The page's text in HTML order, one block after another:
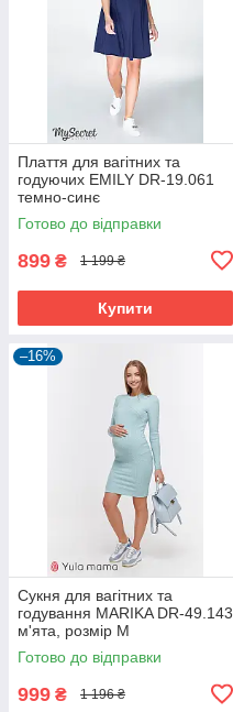
Плаття для вагітних та
годуючих EMILY DR-19.061
темно-синє
Готово до відправки
899 ₴ 1 199 ₴
Купити
–16%
Сукня для вагітних та
годування MARIKA DR-49.143
м'ята, розмір М
Готово до відправки
999 ₴ 1 196 ₴